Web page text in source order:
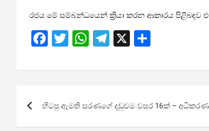
රජය මේ සම්බන්ධයෙන් ක්‍රියා කරන ආකාරය පිළිබඳව
F
ce
o
T
tt
W
at
A
T
e
a
X
ar
navigation
හිටපු ඇමති සරණගේ දඩුවම වසර 16ක් –